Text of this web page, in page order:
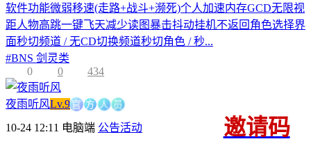
软件功能微弱移速(走路+战斗+濒死)个人加速内存GCD无限视
距人物高跳一键飞天减少读图暴击抖动挂机不返回角色选择界
面秒切频道 / 无CD切换频道秒切角色 / 秒...
#BNS 剑灵类
0
0 434
夜雨听风Lv.9官方人员
10-24 12:11 电脑端 公告活动
邀请码